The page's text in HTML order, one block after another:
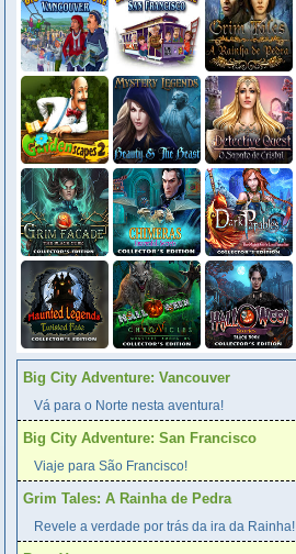
Big City Adventure: Vancouver
Vá para o Norte nesta aventura!
Big City Adventure: San Francisco
Viaje para São Francisco!
Grim Tales: A Rainha de Pedra
Revele a verdade por trás da ira da Rainha!